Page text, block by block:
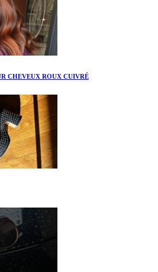
CHEVEUX ROUX CUIVRÉ